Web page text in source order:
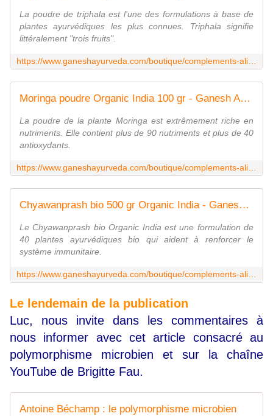
La poudre de triphala est l'une des formulations à base de
plantes ayurvédiques les plus connues. Triphala signifie
littéralement "trois fruits".
Moringa poudre Organic India 100 gr - Ganesh Ayurveda
La poudre de la plante Moringa est extrêmement riche en
nutriments. Elle contient plus de 90 nutriments et plus de 40
antioxydants.
Chyawanprash bio 500 gr Organic India - Ganesh Ayurveda
Le Chyawanprash bio Organic India est une formulation de
40 plantes ayurvédiques bio qui aident à renforcer le
système immunitaire.
Le lendemain de la publication
Luc, nous invite dans les commentaires à
nous informer avec cet article consacré au
polymorphisme microbien et sur la chaîne
YouTube de Brigitte Fau.
Antoine Béchamp : le polymorphisme microbien